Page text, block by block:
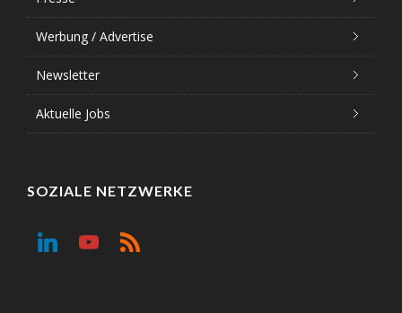
Werbung / Advertise
Newsletter
Aktuelle Jobs
SOZIALE NETZWERKE